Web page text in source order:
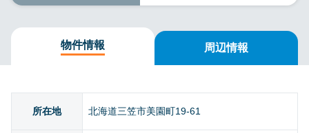
物件情報 周辺情報
所在地 北海道三笠市美園町19-61